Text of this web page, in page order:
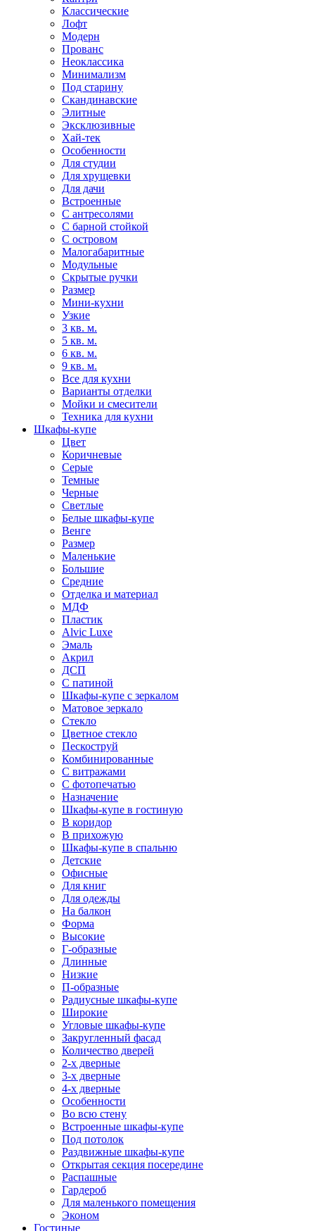
Классические
Лофт
Модерн
Прованс
Неоклассика
Минимализм
Под старину
Скандинавские
Элитные
Эксклюзивные
Хай-тек
Особенности
Для студии
Для хрущевки
Для дачи
Встроенные
С антресолями
С барной стойкой
С островом
Малогабаритные
Модульные
Скрытые ручки
Размер
Мини-кухни
Узкие
3 кв. м.
5 кв. м.
6 кв. м.
9 кв. м.
Все для кухни
Варианты отделки
Мойки и смесители
Техника для кухни
Шкафы-купе
Цвет
Коричневые
Серые
Темные
Черные
Светлые
Белые шкафы-купе
Венге
Размер
Маленькие
Большие
Средние
Отделка и материал
МДФ
Пластик
Alvic Luxe
Эмаль
Акрил
ДСП
С патиной
Шкафы-купе с зеркалом
Матовое зеркало
Стекло
Цветное стекло
Пескоструй
Комбинированные
С витражами
С фотопечатью
Назначение
Шкафы-купе в гостиную
В коридор
В прихожую
Шкафы-купе в спальню
Детские
Офисные
Для книг
Для одежды
На балкон
Форма
Высокие
Г-образные
Длинные
Низкие
П-образные
Радиусные шкафы-купе
Широкие
Угловые шкафы-купе
Закругленный фасад
Количество дверей
2-х дверные
3-х дверные
4-х дверные
Особенности
Во всю стену
Встроенные шкафы-купе
Под потолок
Раздвижные шкафы-купе
Открытая секция посередине
Распашные
Гардероб
Для маленького помещения
Эконом
Гостиные